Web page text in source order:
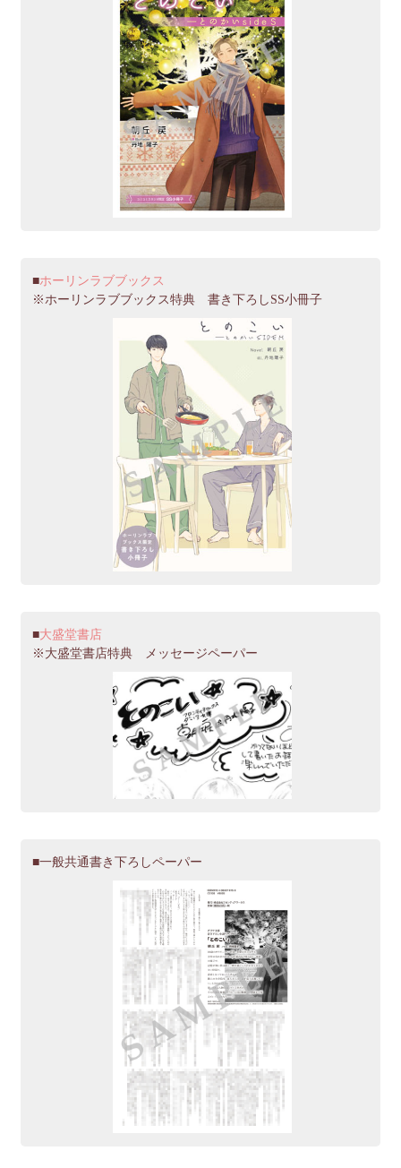
ホーリンラブブックス
※ホーリンラブブックス特典 書き下ろしSS小冊子
大盛堂書店
※大盛堂書店特典 メッセージペーパー
一般共通書き下ろしペーパー